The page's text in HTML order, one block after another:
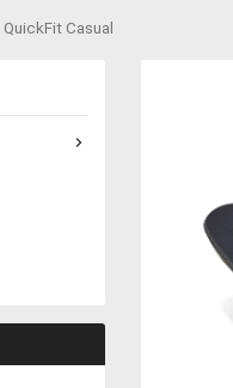
QuickFit Casual